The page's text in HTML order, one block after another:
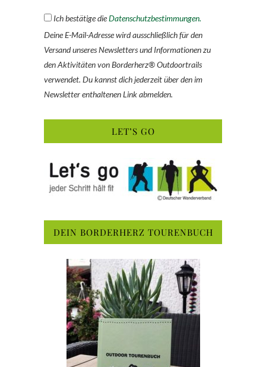
Ich bestätige dieDatenschutzbestimmungen.
Deine E-Mail-Adresse wird ausschließlich für den
Versand unseres Newsletters und Informationen zu
den Aktivitäten von Borderherz® Outdoortrails
verwendet. Du kannst dich jederzeit über den im
Newsletter enthaltenen Link abmelden.
LET’S GO
DEIN BORDERHERZ TOURENBUCH